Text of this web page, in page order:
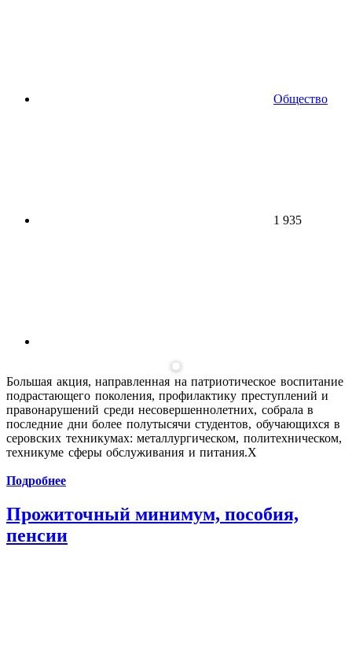
Общество
1 935
Большая акция, направленная на патриотическое воспитание
подрастающего поколения, профилактику преступлений и
правонарушений среди несовершеннолетних, собрала в
последние дни более полутысячи студентов, обучающихся в
серовских техникумах: металлургическом, политехническом,
техникуме сферы обслуживания и питания.Х
Подробнее
Прожиточный минимум, пособия,
пенсии